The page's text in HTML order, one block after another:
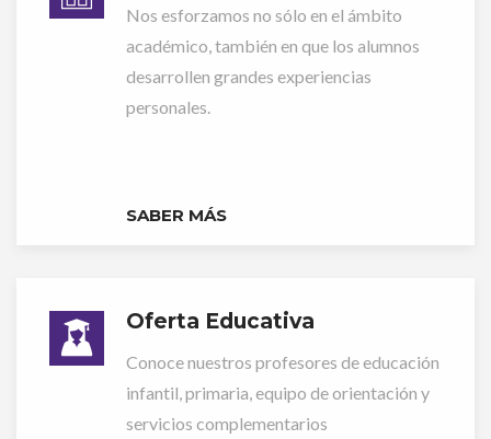
Nos esforzamos no sólo en el ámbito
académico, también en que los alumnos
desarrollen grandes experiencias
personales.
SABER MÁS
Oferta Educativa
Conoce nuestros profesores de educación
infantil, primaria, equipo de orientación y
servicios complementarios